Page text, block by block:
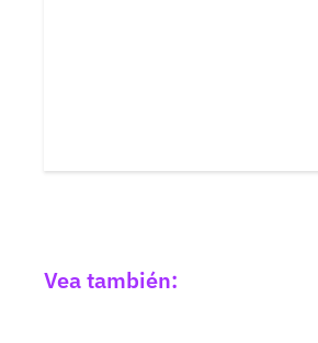
Vea también: